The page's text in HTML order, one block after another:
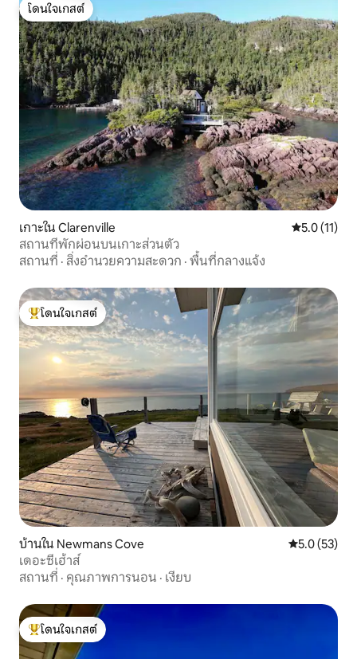
โดนใจเกสต์
โดนใจเกสต์
เกาะใน Clarenville คะแนนเฉลี่ย
5.0 (11)
สถานที่พักผ่อนบนเกาะส่วนตัว
สถานที่ · สิ่งอำนวยความสะดวก · พื้นที่กลางแจ้ง
โดนใจเกสต์ที่สุด
โดนใจเกสต์
บ้านใน Newmans Cove คะแนนเฉลี่ย
5.0 (53)
เดอะซีเฮ้าส์
สถานที่ · คุณภาพการนอน · เงียบ
โดนใจเกสต์ที่สุด
โดนใจเกสต์